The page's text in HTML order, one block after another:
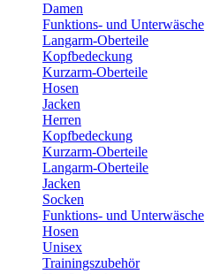
Damen
Funktions- und Unterwäsche
Langarm-Oberteile
Kopfbedeckung
Kurzarm-Oberteile
Hosen
Jacken
Herren
Kopfbedeckung
Kurzarm-Oberteile
Langarm-Oberteile
Jacken
Socken
Funktions- und Unterwäsche
Hosen
Unisex
Trainingszubehör